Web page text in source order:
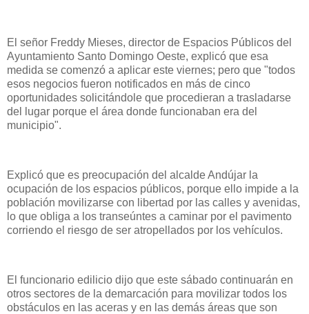
El señor Freddy Mieses, director de Espacios Públicos del
Ayuntamiento Santo Domingo Oeste, explicó que esa
medida se comenzó a aplicar este viernes; pero que "todos
esos negocios fueron notificados en más de cinco
oportunidades solicitándole que procedieran a trasladarse
del lugar porque el área donde funcionaban era del
municipio".
Explicó que es preocupación del alcalde Andújar la
ocupación de los espacios públicos, porque ello impide a la
población movilizarse con libertad por las calles y avenidas,
lo que obliga a los transeúntes a caminar por el pavimento
corriendo el riesgo de ser atropellados por los vehículos.
El funcionario edilicio dijo que este sábado continuarán en
otros sectores de la demarcación para movilizar todos los
obstáculos en las aceras y en las demás áreas que son